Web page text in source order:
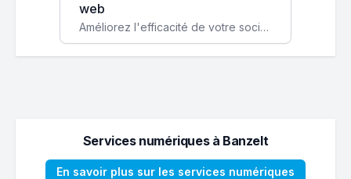
web
Améliorez l'efficacité de votre société avec une application web personnalisée accessible partout et tout le temps.
Services numériques à Banzelt
En savoir plus sur les services numériques